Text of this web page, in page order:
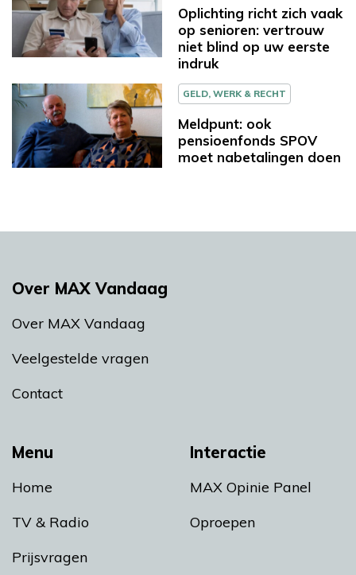
Oplichting richt zich vaak
op senioren: vertrouw
niet blind op uw eerste
indruk
GELD, WERK & RECHT
Meldpunt: ook
pensioenfonds SPOV
moet nabetalingen doen
Menu
Home
TV & Radio
Prijsvragen
Interactie
MAX Opinie Panel
Oproepen
Over MAX Vandaag
Over MAX Vandaag
Veelgestelde vragen
Contact